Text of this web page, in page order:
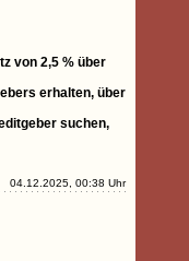
von 2,5 % über
erhalten, über
suchen,
04.12.2025, 00:38 Uhr